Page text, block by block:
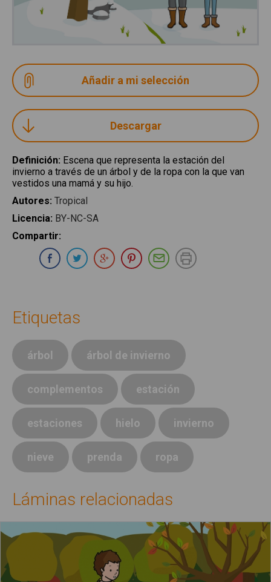
Descargar
Definición: Escena que representa la estación del
invierno a través de un árbol y de la ropa con la que van
vestidos una mamá y su hijo.
Autores: Tropical
Licencia: BY-NC-SA
Compartir:
Compartir en Whatsapp
Compartir en Facebook
Compartir en Twitter
Compartir en Google Plus
Compartir en Pinterest
Compartir por E-
Etiquetas
árbol árbol de invierno
complementos estación
estaciones hielo invierno
nieve prenda ropa
Láminas relacionadas